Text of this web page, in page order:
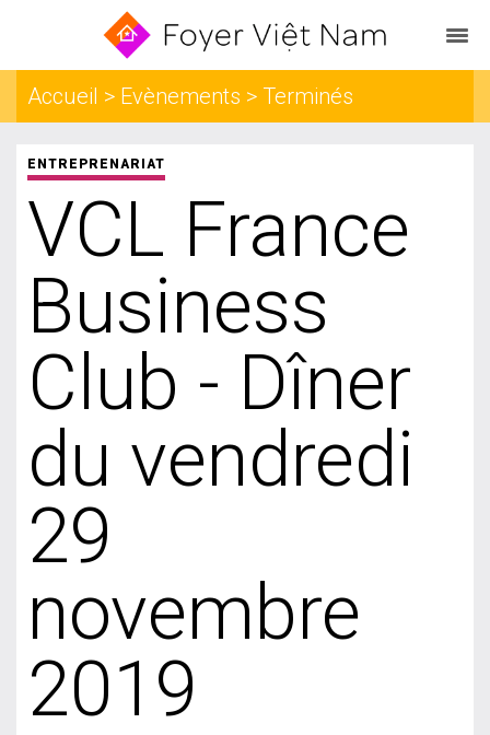
Accueil > Evènements > Terminés
ENTREPRENARIAT
VCL France
Business
Club - Dîner
du vendredi
29
novembre
2019